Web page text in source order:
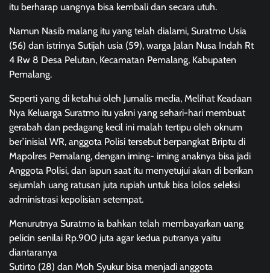
itu berharap uangnya bisa kembali dan secara utuh.
Namun Nasib malang itu yang telah dialami, Suratmo Usia
(56) dan istrinya Sutijah usia (59), warga Jalan Nusa Indah Rt
4 Rw 8 Desa Pelutan, Kecamatan Pemalang, Kabupaten
Pemalang.
Seperti yang di ketahui oleh Jurnalis media, Melihat Keadaan
Nya Keluarga Suratmo itu yakni yang sehari-hari membuat
gerabah dan pedagang kecil ini malah tertipu oleh oknum
ber’inisial WR, anggota Polisi tersebut berpangkat Briptu di
Mapolres Pemalang, dengan iming- iming anaknya bisa jadi
Anggota Polisi, dan iapun saat itu menyetujui akan di berikan
sejumlah uang ratusan juta rupiah untuk bisa lolos seleksi
administrasi kepolisian setempat.
Menurutnya Suratmo ia bahkan telah membayarkan uang
pelicin senilai Rp.900 juta agar kedua putranya yaitu
diantaranya
Sutirto (28) dan Moh Syukur bisa menjadi anggota